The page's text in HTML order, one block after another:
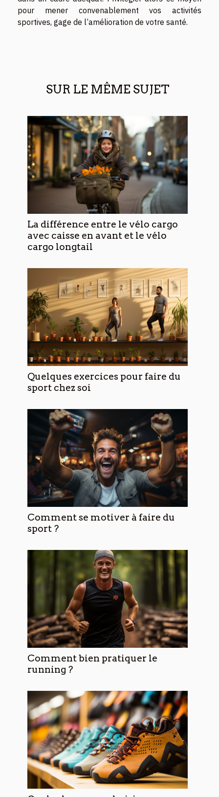
pour mener convenablement vos activités
sportives, gage de l’amélioration de votre santé.
SUR LE MÊME SUJET
La différence entre le vélo cargo
avec caisse en avant et le vélo
cargo longtail
Quelques exercices pour faire du
sport chez soi
Comment se motiver à faire du
sport ?
Comment bien pratiquer le
running ?